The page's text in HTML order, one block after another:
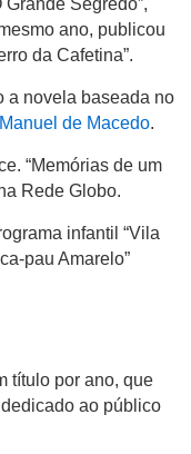
Segredo”,
ano, publicou
da Cafetina”.
a novela baseada no
de Macedo.
“Memórias de um
Rede Globo.
infantil “Vila
pau Amarelo”
título por ano, que
ao público